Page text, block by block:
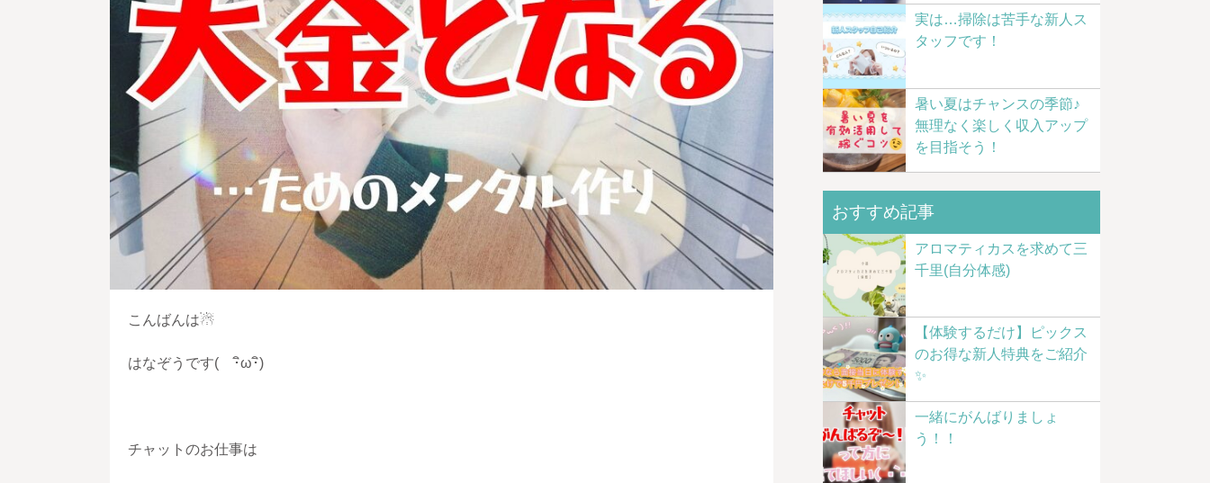
こんばんは☃
はなぞうです( ･ิω･ิ)
チャットのお仕事は
実は…掃除は苦手な新人ス
タッフです！
暑い夏はチャンスの季節♪
無理なく楽しく収入アップ
を目指そう！
おすすめ記事
アロマティカスを求めて三
千里(自分体感)
【体験するだけ】ピックス
のお得な新人特典をご紹介
✨
一緒にがんばりましょ
う！！